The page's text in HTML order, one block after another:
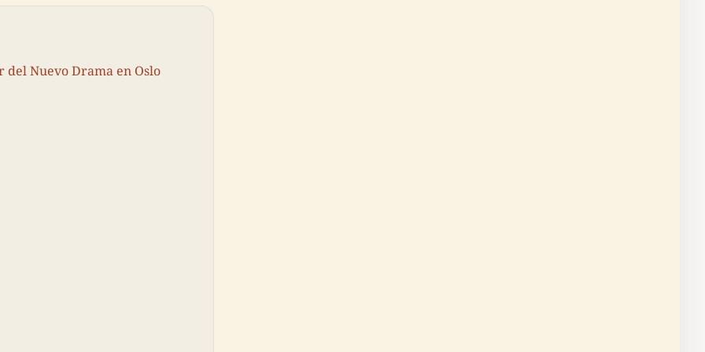
Nuevo Drama en Oslo